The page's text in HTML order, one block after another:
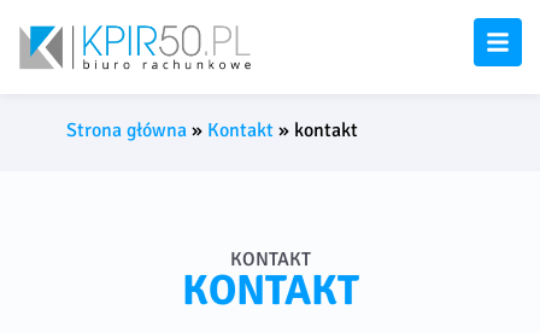
Strona główna » Kontakt » kontakt
KONTAKT
KONTAKT